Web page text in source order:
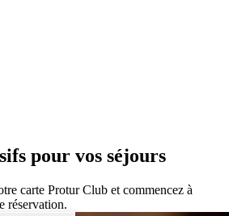
pour vos séjours
carte Protur Club et commencez à
réservation.